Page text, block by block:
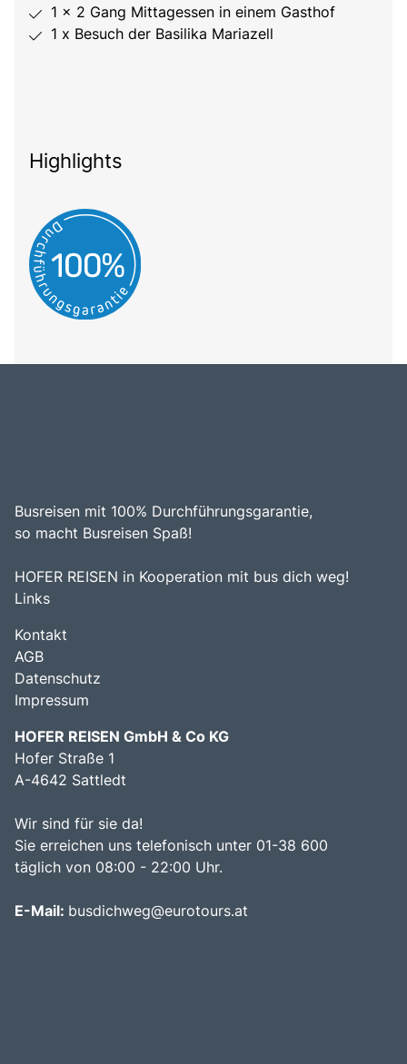
1 x 2 Gang Mittagessen in einem Gasthof
1 x Besuch der Basilika Mariazell
Highlights
Busreisen mit 100% Durchführungsgarantie,
so macht Busreisen Spaß!
HOFER REISEN in Kooperation mit bus dich weg!
Links
Kontakt
AGB
Datenschutz
Impressum
HOFER REISEN GmbH & Co KG
Hofer Straße 1
A-4642 Sattledt
Wir sind für sie da!
Sie erreichen uns telefonisch unter 01-38 600
täglich von 08:00 - 22:00 Uhr.
E-Mail: busdichweg@eurotours.at